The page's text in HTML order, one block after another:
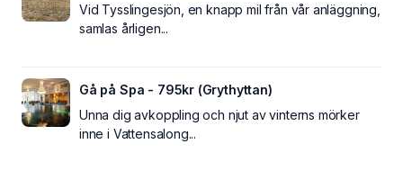
Vid Tysslingesjön, en knapp mil från vår anläggning,
samlas årligen...
Gå på Spa - 795kr (Grythyttan)
Unna dig avkoppling och njut av vinterns mörker
inne i Vattensalong...